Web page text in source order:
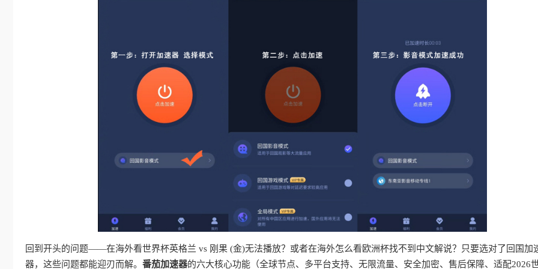
回到开头的问题——在海外看世界杯英格兰 vs 刚果 (金)无法播放？或者在海外怎么看欧洲杯找不到中文解说？只要选对了回国加
器，这些问题都能迎刃而解。 番茄加速器的六大核心功能（全球节点、多平台支持、无限流量、安全加密、售后保障、适配2026